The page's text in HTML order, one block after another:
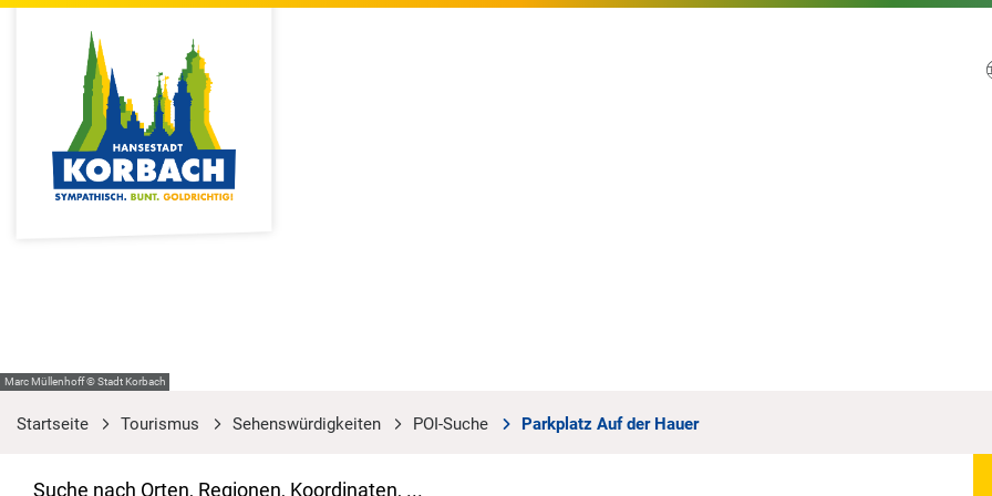
Marc Müllenhoff © Stadt Korbach
Startseite Tourismus Sehenswürdigkeiten POI-Suche Parkplatz Auf der Hauer